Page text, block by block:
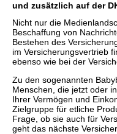
und zusätzlich auf der
Nicht nur die
Beschaffung von
Bestehen des
im Versicherungsvertrieb
ebenso wie bei der
Zu den sogenannten
Menschen, die jetzt oder
Ihrer Vermögen und
Zielgruppe für etliche
Frage, ob sie auch für
geht das nächste